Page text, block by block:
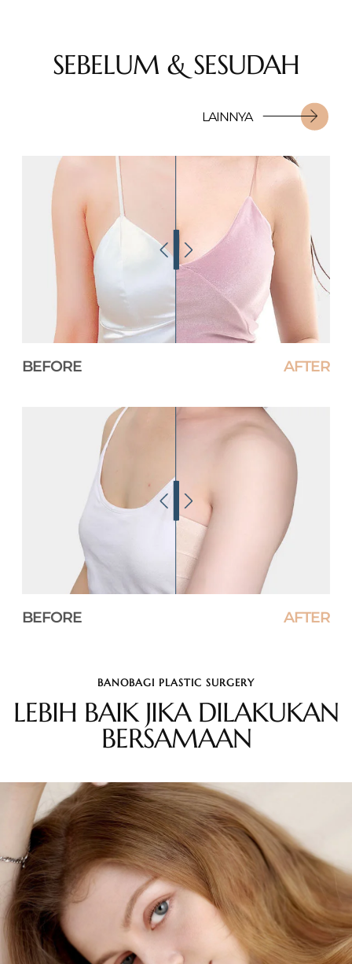
SEBELUM & SESUDAH
LAINNYA
BEFORE AFTER
BEFORE AFTER
BANOBAGI PLASTIC SURGERY
LEBIH BAIK JIKA DILAKUKAN
BERSAMAAN